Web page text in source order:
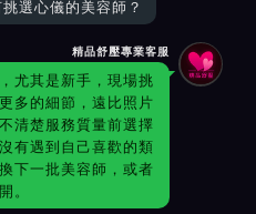
選心儀的美容師？
精品舒壓專業客服
尤其是新手，現場挑
多的細節，遠比照片
清楚服務質量前選擇
有遇到自己喜歡的類
下一批美容師，或者
。